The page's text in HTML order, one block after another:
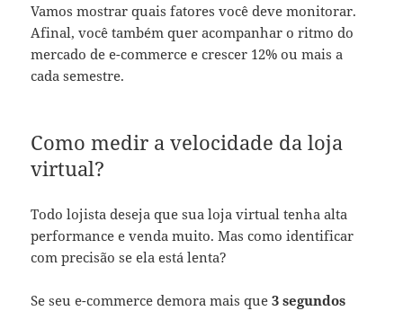
Vamos mostrar quais fatores você deve monitorar.
Afinal, você também quer acompanhar o ritmo do
mercado de e-commerce e crescer 12% ou mais a
cada semestre.
Como medir a velocidade da loja
virtual?
Todo lojista deseja que sua loja virtual tenha alta
performance e venda muito. Mas como identificar
com precisão se ela está lenta?
Se seu e-commerce demora mais que3 segundos